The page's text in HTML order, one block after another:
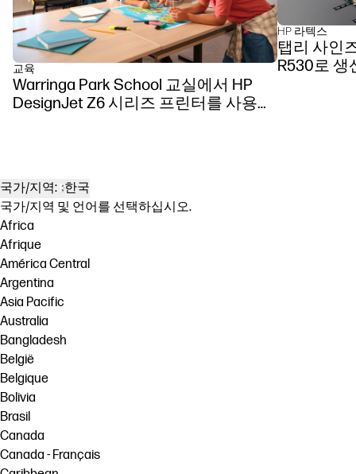
교육
Warringa Park School 교실에서 HP
DesignJet Z6 시리즈 프린터를 사용한
HP 라텍스
탭리 사인
R530로 생
국가/지역: 한국
국가/지역 및 언어를 선택하십시오.
Africa
Afrique
América Central
Argentina
Asia Pacific
Australia
Bangladesh
België
Belgique
Bolivia
Brasil
Canada
Canada - Français